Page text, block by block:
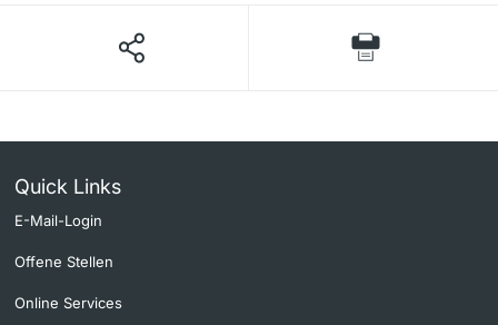
Quick Links
E-Mail-Login
Offene Stellen
Online Services